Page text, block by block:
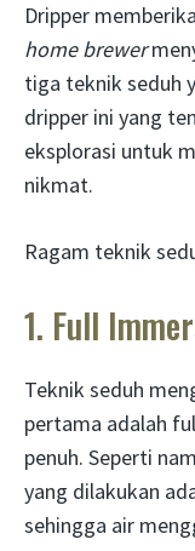
Dripper
home brewer
tiga teknik seduh
dripper ini yang
eksplorasi untuk
nikmat.
Ragam teknik
1. Full
Teknik seduh
pertama adalah
penuh. Seperti
yang dilakukan
sehingga air